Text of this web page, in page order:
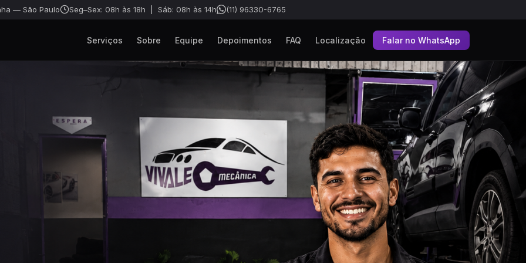
— São Paulo Seg–Sex: 08h às 18h | Sáb: 08h às 14h (11) 96330-6765
Serviços Sobre Equipe Depoimentos FAQ Localização Falar no WhatsApp